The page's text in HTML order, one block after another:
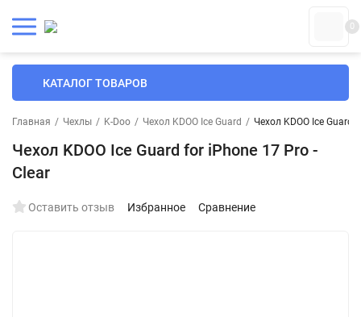
0
КАТАЛОГ ТОВАРОВ
Главная / Чехлы / K-Doo / Чехол KDOO Ice Guard / Чехол KDOO Ice Guard
Чехол KDOO Ice Guard for iPhone 17 Pro -
Clear
Оставить отзыв Избранное Сравнение